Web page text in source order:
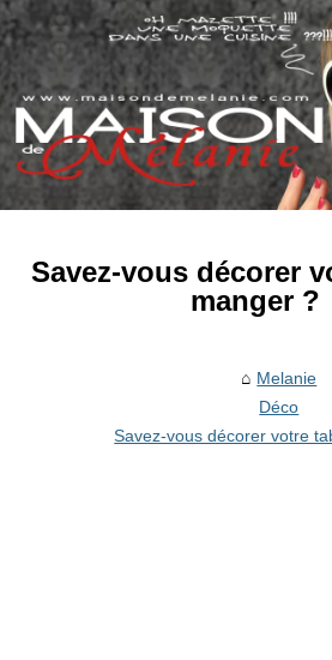
Savez-vous décorer
manger ?
Melanie
Déco
Savez-vous décorer votre